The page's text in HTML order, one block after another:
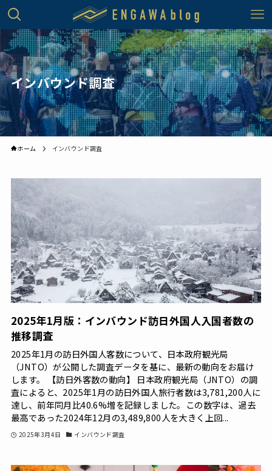
インバウンド調査
ホーム インバウンド調査
2025年1月版：インバウンド訪日外国人入国者数の
推移調査
2025年1月の訪日外国人客数について、日本政府観光局
（JNTO）が公開した調査データを基に、最新の動向をお届け
します。 【訪日外客数の動向】 日本政府観光局（JNTO）の調
査によると、2025年1月の訪日外国人旅行者数は3,781,200人に
達し、前年同月比40.6%増を記録しました。この数字は、過去
最高であった2024年12月の3,489,800人を大きく上回...
2025年3月4日 インバウンド調査